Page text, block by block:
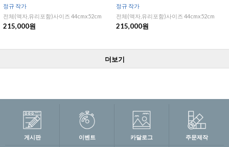
정규 작가
전체(액자,유리포함)사이즈 44cmx52cm
215,000원
정규 작가
전체(액자,유리포함)사이즈 44cmx52cm
215,000원
더보기
게시판 이벤트 카달로그 주문제작